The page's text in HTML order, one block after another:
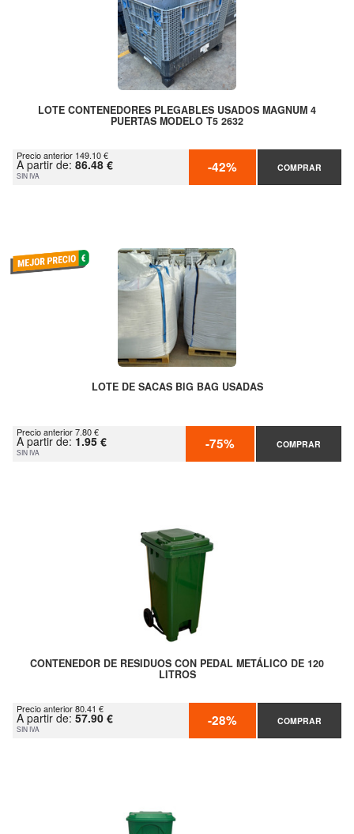
LOTE CONTENEDORES PLEGABLES USADOS MAGNUM 4
PUERTAS MODELO T5 2632
Precio anterior 149.10 €
A partir de: 86.48 €
SIN IVA -42% COMPRAR
LOTE DE SACAS BIG BAG USADAS
Precio anterior 7.80 €
A partir de: 1.95 €
SIN IVA -75% COMPRAR
CONTENEDOR DE RESIDUOS CON PEDAL METÁLICO DE 120
LITROS
Precio anterior 80.41 €
A partir de: 57.90 €
SIN IVA -28% COMPRAR